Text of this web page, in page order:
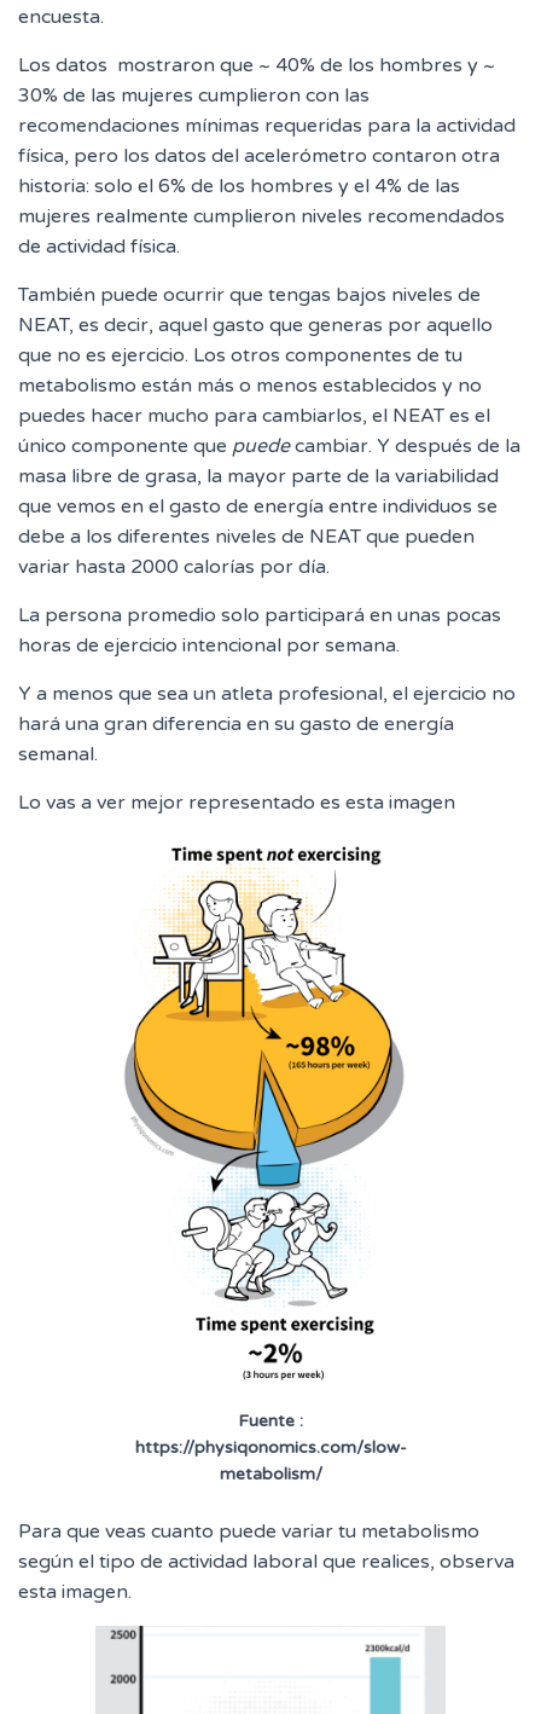
encuesta.
Los datos mostraron que ~ 40% de los hombres y ~
30% de las mujeres cumplieron con las
recomendaciones mínimas requeridas para la actividad
física, pero los datos del acelerómetro contaron otra
historia: solo el 6% de los hombres y el 4% de las
mujeres realmente cumplieron niveles recomendados
de actividad física.
También puede ocurrir que tengas bajos niveles de
NEAT, es decir, aquel gasto que generas por aquello
que no es ejercicio. Los otros componentes de tu
metabolismo están más o menos establecidos y no
puedes hacer mucho para cambiarlos, el NEAT es el
único componente que puedecambiar. Y después de la
masa libre de grasa, la mayor parte de la variabilidad
que vemos en el gasto de energía entre individuos se
debe a los diferentes niveles de NEAT que pueden
variar hasta 2000 calorías por día.
La persona promedio solo participará en unas pocas
horas de ejercicio intencional por semana.
Y a menos que sea un atleta profesional, el ejercicio no
hará una gran diferencia en su gasto de energía
semanal.
Lo vas a ver mejor representado es esta imagen
Fuente :
https://physiqonomics.com/slow-
metabolism/
Para que veas cuanto puede variar tu metabolismo
según el tipo de actividad laboral que realices, observa
esta imagen.